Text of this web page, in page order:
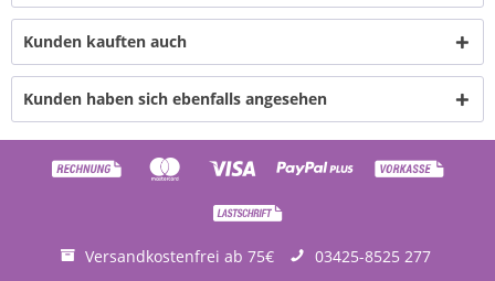
Kunden kauften auch
Kunden haben sich ebenfalls angesehen
Versandkostenfrei ab 75€ 03425-8525 277